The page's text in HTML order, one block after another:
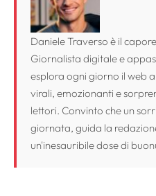
Daniele Traverso è il
Giornalista digitale e
esplora ogni giorno il web
virali, emozionanti e
lettori. Convinto che un
giornata, guida la
un'inesauribile dose di